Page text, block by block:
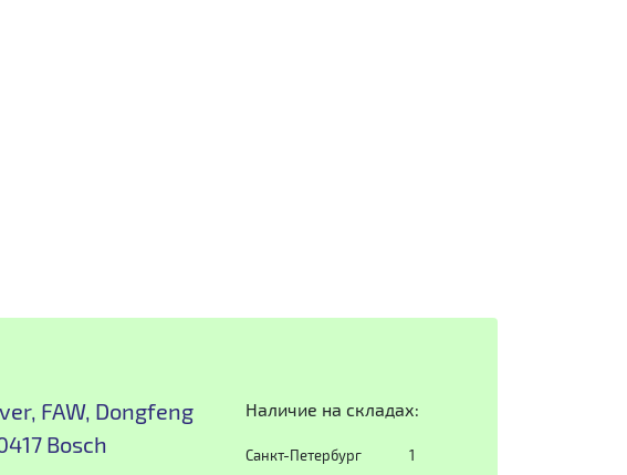
FAW, Dongfeng
Bosch
Наличие на складах:
Санкт-Петербург
1